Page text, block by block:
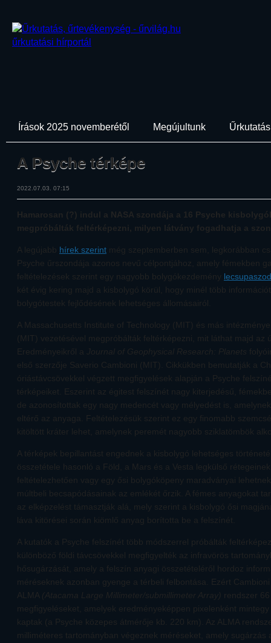
Írások 2025 novemberétől Megújultunk
A Psyche térképe
2022.07.03. 07:15
Hamarosan (?) indul a NASA szondája a 16 Psyche
megpróbálták feltérképezni, milyen látvány fogadhatja a
A legújabb hírek szerint még szeptemberben sem, legkorábban
Psyche űrszondája azonos nevű célpontjához, amely fémekben
feltételezések szerint egy nagyobb bolygókezdemény
két évig kering majd a kisbolygó körül, hogy minél több
bolygótestek fejlődésének lehetséges állomásairól.
A Massachusetts Institute of Technology (MIT) és más
(MIT) vezetésével megpróbálták feltérképezni, mit láthat majd az
Eredményeikről a
Journal of Geophysical Research: Planets
első szerzője Saverio Cambioni (MIT). Cikkükben bemutatják a
óriástávcsövekkel végzett megfigyelések alapján a Psyche
térképeiket. Eszerint az égitest felszínét nagy kiterjedésű,
de azonosítottak egy nagy medencét vagy mélyedést is,
eltérő az anyaga. Feltételezésük szerint ez egy finomabb
kitöltött kráter lehet, amelynek peremét nagyobb sziklatömbök
A térképek bepillantást engednek a kisbolygó lehetséges
összetétele hasonló a Föld, a Mars és a Vesta legkülső
feltételezhetően vagy egy ősi bolygóköpeny maradványai
múltbeli becsapódásainak az emlékét őrzik. A fémes anyagokat
az elképzelést támasztják alá, mely szerint a kisbolygó ősi
láva kitörései során kiömlő anyag borította be a felszínét.
A kutatók a Psyche felszínét több módszerrel próbálták
különböző földi távcsövekkel megfigyelték az infravörös
hősugárzását, amely a felszín anyagi összetételéről hordoz
méréseknek azonban gyenge a térbeli felbontása. Ezért
ALMA (Atacama Large Millimeter/submillimeter Array) rendszer
megfigyeléseket, amelyek eredményeképpen pixelenként
kaptak (a Psyche közepes átmérője kb. 220 km). Az ALMA
milliméteres tartományban végeznek méréseket, amely sugárzás